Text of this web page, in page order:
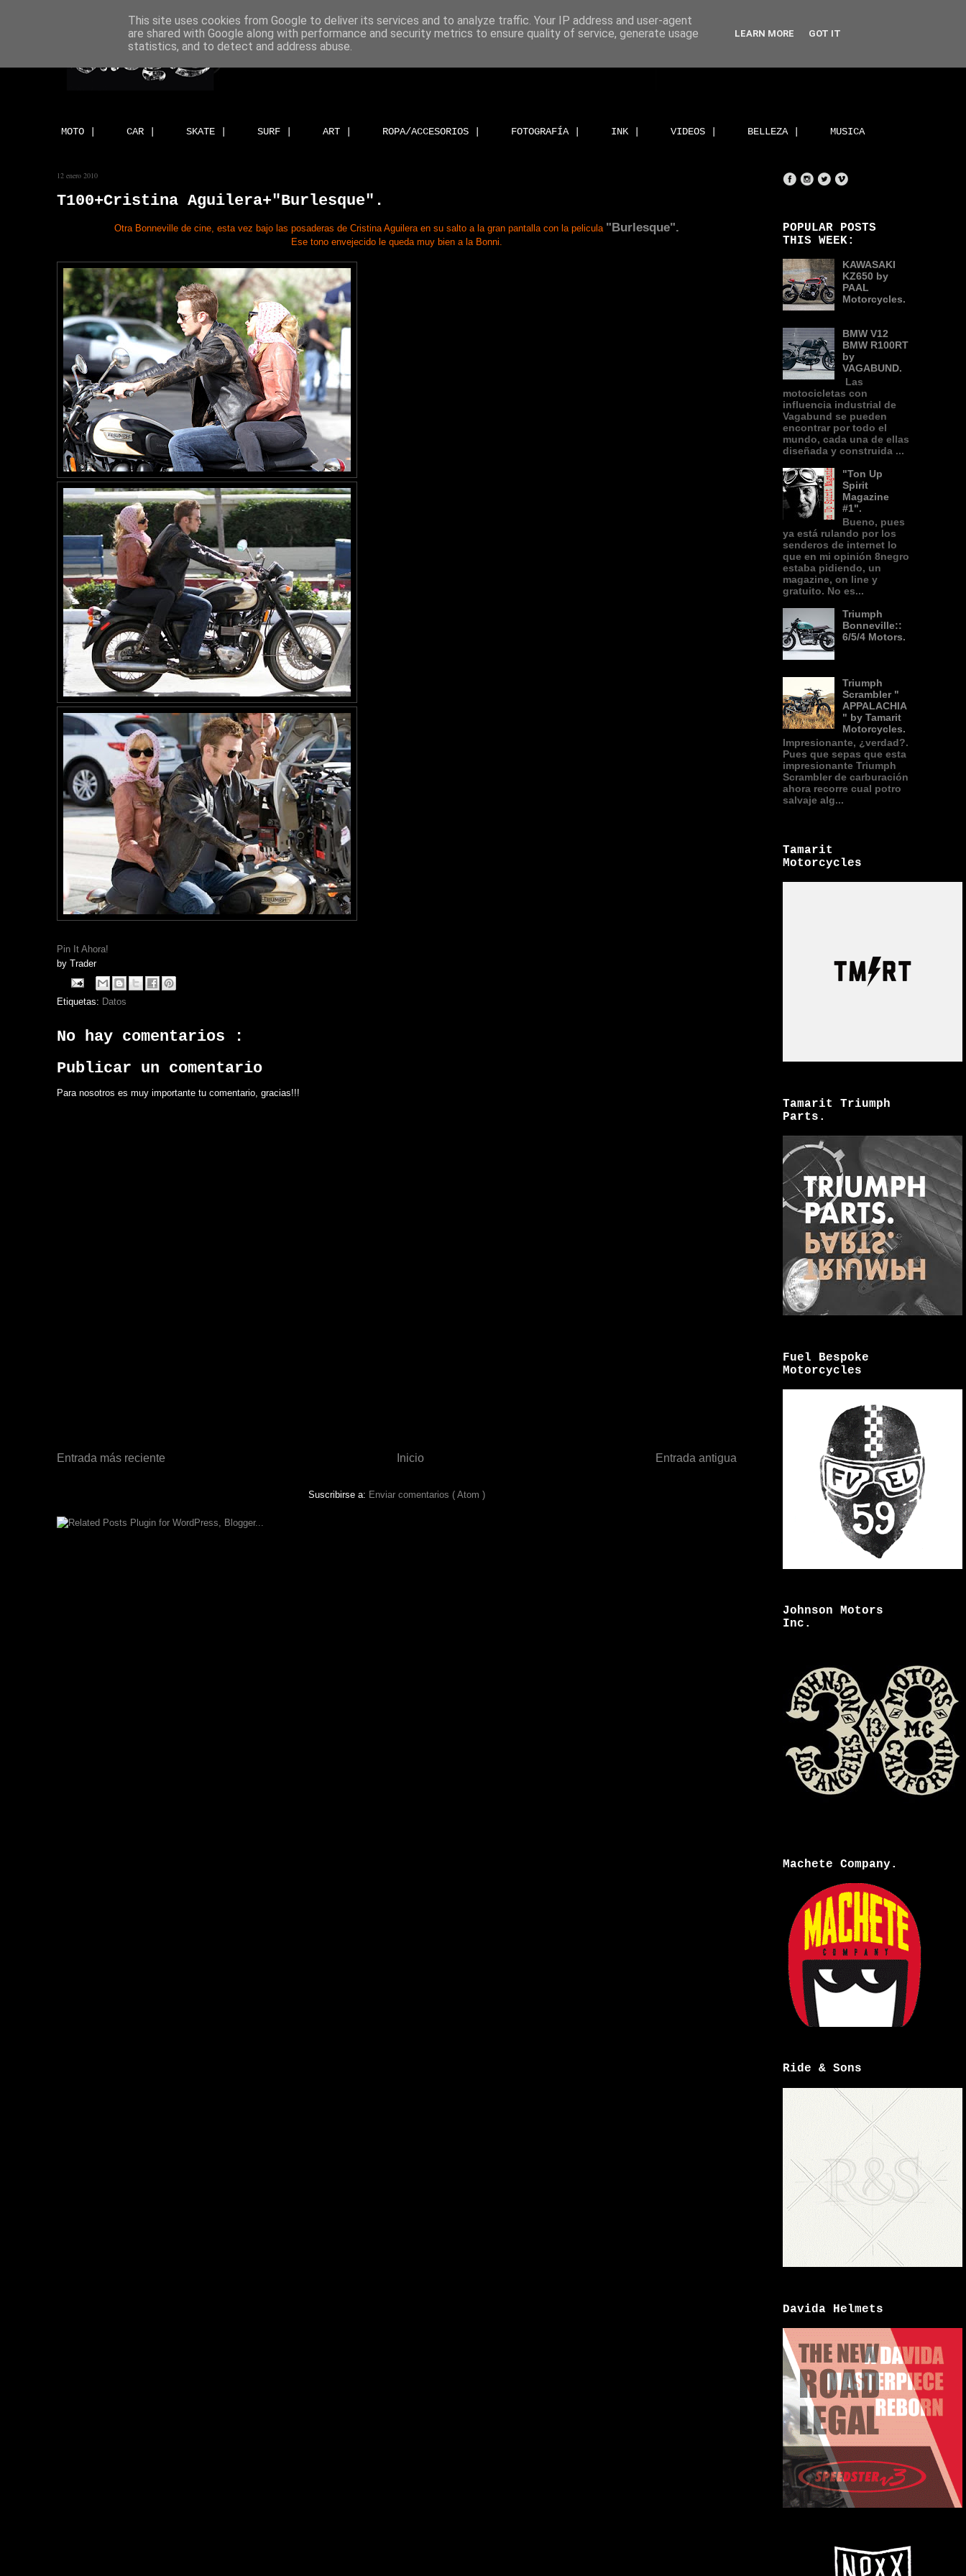
MOTO | CAR | SKATE | SURF | ART | ROPA/ACCESORIOS | FOTOGRAFÍA | INK | VIDEOS | BELLEZA | MUSICA
12 enero 2010
T100+Cristina Aguilera+"Burlesque".
Otra Bonneville de cine, esta vez bajo las posaderas de Cristina Aguilera en su salto a la gran pantalla con la pelicula "Burlesque".
Ese tono envejecido le queda muy bien a la Bonni.
Pin It Ahora!
by Trader
Etiquetas: Datos
No hay comentarios :
Publicar un comentario
Para nosotros es muy importante tu comentario, gracias!!!
Entrada más reciente Entrada antigua
Inicio
Suscribirse a: Enviar comentarios ( Atom )
POPULAR POSTS
THIS WEEK:
KAWASAKI
KZ650 by
PAAL
Motorcycles.
BMW V12
BMW R100RT
by
VAGABUND.
Las
motocicletas con
influencia industrial de
Vagabund se pueden
encontrar por todo el
mundo, cada una de ellas
diseñada y construida ...
"Ton Up
Spirit
Magazine
#1".
Bueno, pues
ya está rulando por los
senderos de internet lo
que en mi opinión 8negro
estaba pidiendo, un
magazine, on line y
gratuito. No es...
Triumph
Bonneville::
6/5/4 Motors.
Triumph
Scrambler "
APPALACHIA
" by Tamarit
Motorcycles.
Impresionante, ¿verdad?.
Pues que sepas que esta
impresionante Triumph
Scrambler de carburación
ahora recorre cual potro
salvaje alg...
Tamarit
Motorcycles
Tamarit Triumph
Parts.
Fuel Bespoke
Motorcycles
Johnson Motors
Inc.
Machete Company.
Ride & Sons
Davida Helmets
This site uses cookies from Google to deliver its services and to analyze traffic. Your IP address and user-agent
are shared with Google along with performance and security metrics to ensure quality of service, generate usage
statistics, and to detect and address abuse.
LEARN MORE GOT IT